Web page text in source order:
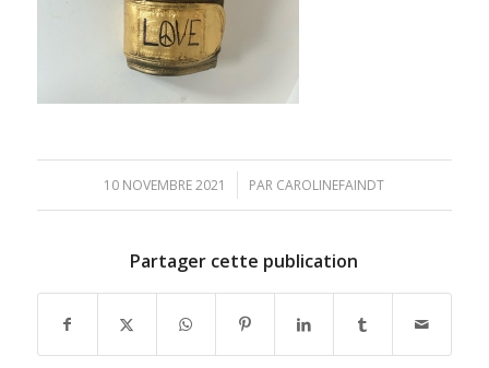
10 NOVEMBRE 2021
/ PAR CAROLINEFAINDT
Partager cette publication